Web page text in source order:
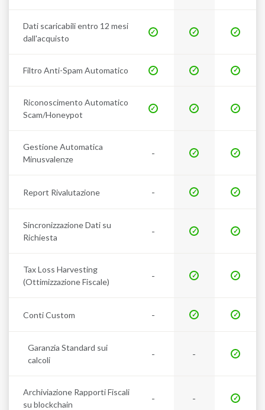
Dati scaricabili entro 12 mesi
dall'acquisto
Filtro Anti-Spam Automatico
Riconoscimento Automatico
Scam/Honeypot
Gestione Automatica
Minusvalenze
-
Report Rivalutazione -
Sincronizzazione Dati su
Richiesta
-
Tax Loss Harvesting
(Ottimizzazione Fiscale)
-
Conti Custom -
Garanzia Standard sui
calcoli
- -
Archiviazione Rapporti Fiscali
su blockchain
- -